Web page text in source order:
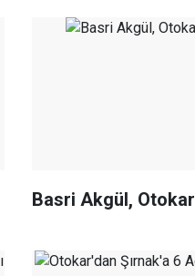
Basri Akgül,